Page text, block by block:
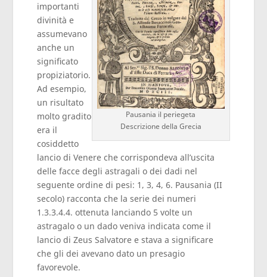
Pausania il periegeta
Descrizione della Grecia
importanti
divinità e
assumevano
anche un
significato
propiziatorio.
Ad esempio,
un risultato
molto gradito
era il
cosiddetto
lancio di Venere che corrispondeva all’uscita
delle facce degli astragali o dei dadi nel
seguente ordine di pesi: 1, 3, 4, 6. Pausania (II
secolo) racconta che la serie dei numeri
1.3.3.4.4. ottenuta lanciando 5 volte un
astragalo o un dado veniva indicata come il
lancio di Zeus Salvatore e stava a significare
che gli dei avevano dato un presagio
favorevole.